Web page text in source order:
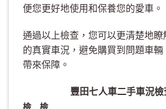
便您更好地使用和保養您的愛車。
通過以上檢查，您可以更清楚地
的真實車況，避免購買到問題車
帶來保障。
豐田七人車二手車況
檢
檢